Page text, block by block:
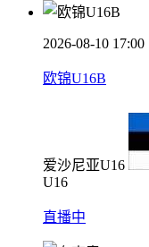
2026-08-10 17:00
欧锦U16B
爱沙尼亚U16
U16
直播中